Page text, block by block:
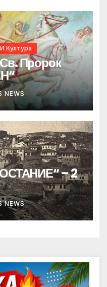
Култура
Пророк
NEWS
– 2
NEWS